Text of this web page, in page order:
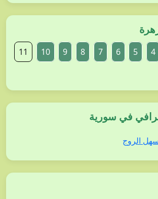
4
5
6
7
8
9
10
11
في سورية
سهل الروج